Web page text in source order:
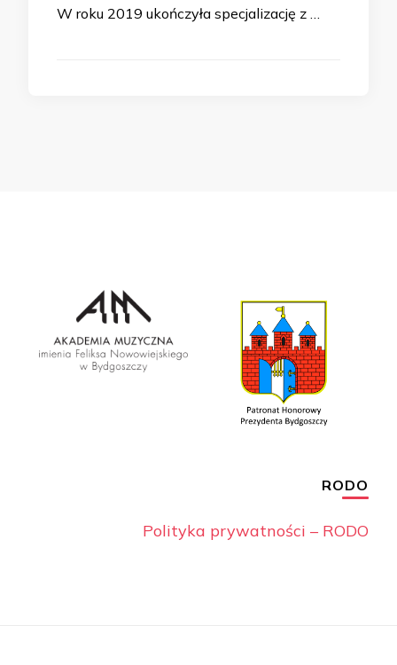
W roku 2019 ukończyła specjalizację z …
RODO
Polityka prywatności – RODO